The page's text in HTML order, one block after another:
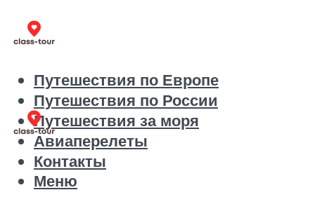
Путешествия по Европе
Путешествия по России
Путешествия за моря
Авиаперелеты
Контакты
Меню